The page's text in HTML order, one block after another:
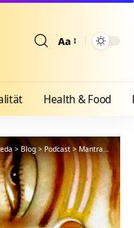
Aa
Health & Food
> Blog>Podcast >Mantra> Om